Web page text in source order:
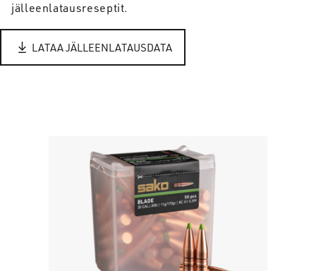
jälleenlatausreseptit.
LATAA JÄLLEENLATAUSDATA